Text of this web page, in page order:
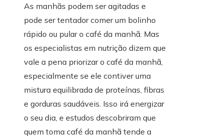
As manhãs podem ser agitadas e
pode ser tentador comer um bolinho
rápido ou pular o café da manhã. Mas
os especialistas em nutrição dizem que
vale a pena priorizar o café da manhã,
especialmente se ele contiver uma
mistura equilibrada de proteínas, fibras
e gorduras saudáveis. Isso irá energizar
o seu dia, e estudos descobriram que
quem toma café da manhã tende a